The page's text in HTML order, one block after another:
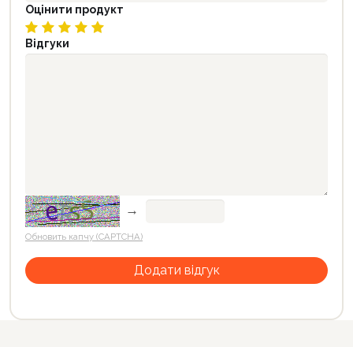
Оцінити продукт
Відгуки
→
Обновить капчу (CAPTCHA)